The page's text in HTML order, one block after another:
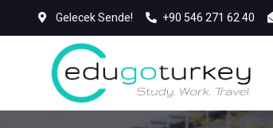
Gelecek Sende! +90 546 271 62 40